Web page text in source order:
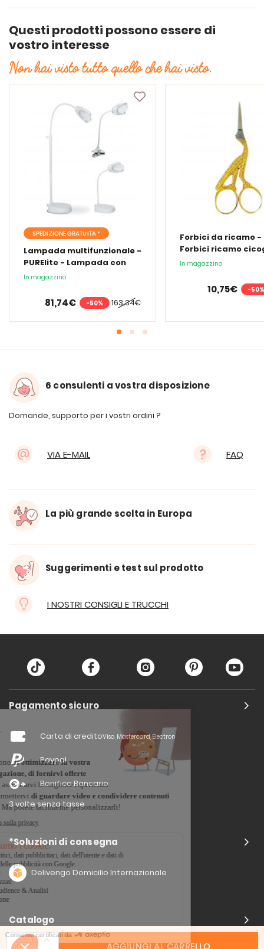
AGGIUNGI AL CARRELLO
Questi prodotti possono essere di
vostro interesse
Non hai visto tutto quello che hai visto.
SPEDIZIONE GRATUITA *
Lampada multifunzionale -
PURElite - Lampada con
lente d'ingrandimento
In magazzino
163,34€
81,74€ -50%
Forbici da ricamo -
Forbici ricamo
In magazzino
10,75€ -50%
6 consulenti a vostra disposizione
Domande, supporto per i vostri ordini ?
VIA E-MAIL FAQ
La più grande scelta in Europa
Suggerimenti e test sul prodotto
I NOSTRI CONSIGLI E TRUCCHI
Pagamento sicuro
Carta di creditoVisa, Mastercard, Electron
Paypal
Bonifico Bancario
3 volte senza tasse
*Soluzioni di consegna
Delivengo Domicilio Internazionale
Catalogo